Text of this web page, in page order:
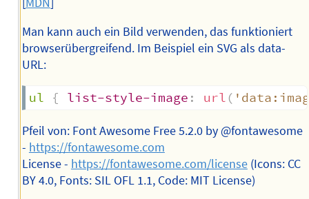
[MDN]
Man kann auch ein Bild verwenden, das funktioniert
browserübergreifend. Im Beispiel ein SVG als data-
URL:
ul { list-style-image : url (
Pfeil von: Font Awesome Free 5.2.0 by @fontawesome
- https://fontawesome.com
License - https://fontawesome.com/license(Icons: CC
BY 4.0, Fonts: SIL OFL 1.1, Code: MIT License)